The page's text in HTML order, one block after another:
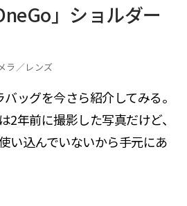
」ショルダー
ラ／レンズ
ッグを今さら紹介してみる。
2年前に撮影した写真だけど、
い込んでいないから手元にあ